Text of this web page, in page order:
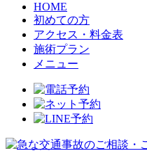
HOME
初めての方
アクセス・料金表
施術プラン
メニュー